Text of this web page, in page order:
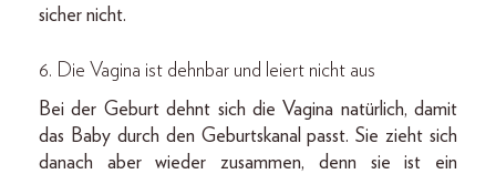
sicher nicht.
6. Die Vagina ist dehnbar und leiert nicht aus
Bei der Geburt dehnt sich die Vagina natürlich, damit
das Baby durch den Geburtskanal passt. Sie zieht sich
danach aber wieder zusammen, denn sie ist ein